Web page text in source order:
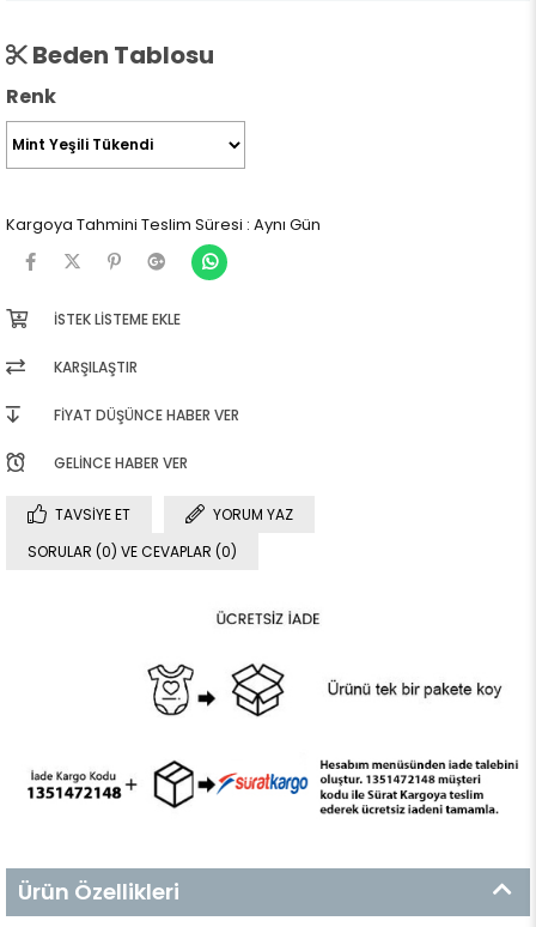
Beden Tablosu
Renk
Kargoya Tahmini Teslim Süresi : Aynı Gün
İSTEK LISTEME EKLE
KARŞILAŞTIR
FIYAT DÜŞÜNCE HABER VER
GELINCE HABER VER
TAVSIYE ET
YORUM YAZ
SORULAR (0) VE CEVAPLAR (0)
Ürün Özellikleri